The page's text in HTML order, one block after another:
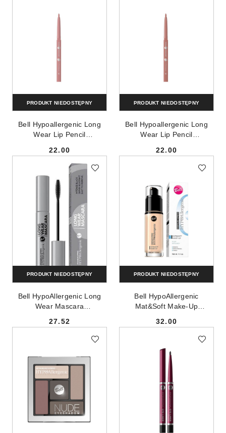
Bell Hypoallergenic Long
Wear Lip Pencil
konturówka w sztyfcie 01
Pink Nude 0.3g
Cena:
22.00
PRODUKT NIEDOSTĘPNY
Bell Hypoallergenic Long
Wear Lip Pencil
konturówka w sztyfcie 03
Cena:
22.00
PRODUKT NIEDOSTĘPNY
Bell HypoAllergenic Long
Wear Mascara
tusz zmywalny wodą 01 9g
Cena:
27.52
PRODUKT NIEDOSTĘPNY
Bell HypoAllergenic
Mat&Soft Make-Up
matujący 01 Light Beige 30g
Cena:
32.00
PRODUKT NIEDOSTĘPNY